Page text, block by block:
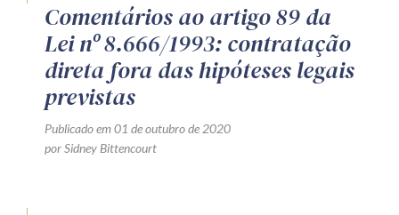
Batel Curitiba /PR CEP80240-000
Telefone (41) 2109-8666
Whatsapp (41) 98881-6616
Comentários ao artigo 89 da
Lei nº 8.666/1993: contratação
direta fora das hipóteses legais
previstas
Publicado em 01 de outubro de 2020
por Sidney Bittencourt